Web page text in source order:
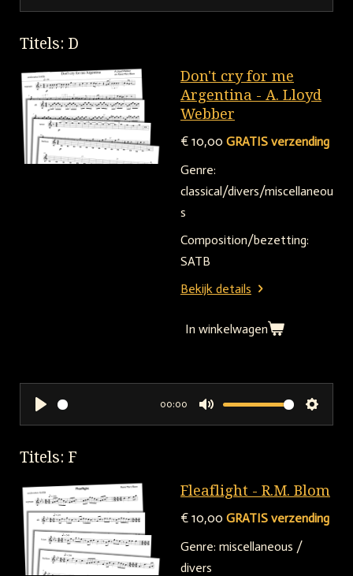
P
a
y
M
e
S
i
g
Titels: D
Don't cry for me
Argentina - A. Lloyd
Webber
€ 10,00 GRATIS verzending
Genre:
classical/divers/miscellaneou
s
Composition/bezetting:
SATB
Bekijk details
In winkelwagen
P
a
y
00:00
M
e
S
t
Titels: F
Fleaflight - R.M. Blom
€ 10,00 GRATIS verzending
Genre: miscellaneous /
divers